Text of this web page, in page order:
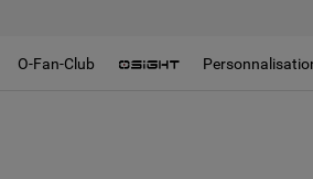
O-Fan-Club